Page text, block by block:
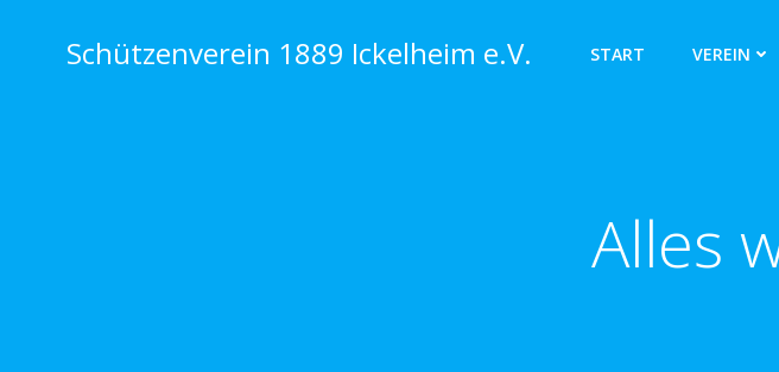
springenSchützenverein 1889 Ickelheim e.V. START VEREIN
Alles